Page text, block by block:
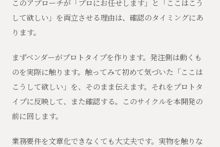
このアプローチが「プロにお任せします」と「ここはこう
して欲しい」を両立させる理由は、確認のタイミングにあ
ります。
まずベンダーがプロトタイプを作ります。発注側は動くも
のを実際に触ります。触ってみて初めて気づいた「ここは
こうして欲しい」を、そのまま伝えます。それをプロトタ
イプに反映して、また確認する。このサイクルを本開発の
前に回します。
業務要件を文章化できなくても大丈夫です。実物を触りな